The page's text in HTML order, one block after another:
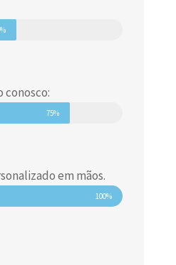
conosco:
75%
em mãos.
100%